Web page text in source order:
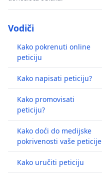
Vodiči
Kako pokrenuti online
peticiju
Kako napisati peticiju?
Kako promovisati
peticiju?
Kako doći do medijske
pokrivenosti vaše peticije
Kako uručiti peticiju